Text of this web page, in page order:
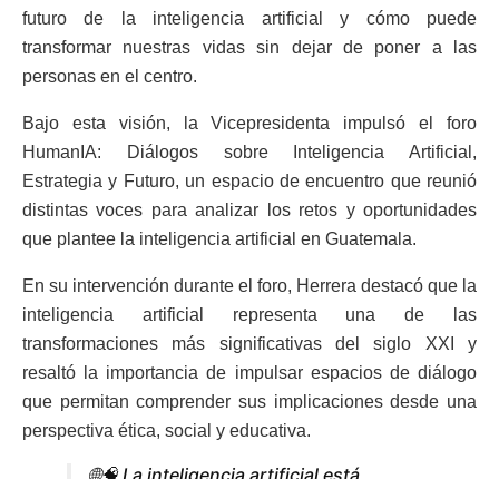
futuro de la inteligencia artificial y cómo puede
transformar nuestras vidas sin dejar de poner a las
personas en el centro.
Bajo esta visión, la Vicepresidenta impulsó el foro
HumanIA: Diálogos sobre Inteligencia Artificial,
Estrategia y Futuro, un espacio de encuentro que reunió
distintas voces para analizar los retos y oportunidades
que plantee la inteligencia artificial en Guatemala.
En su intervención durante el foro, Herrera destacó que la
inteligencia artificial representa una de las
transformaciones más significativas del siglo XXI y
resaltó la importancia de impulsar espacios de diálogo
que permitan comprender sus implicaciones desde una
perspectiva ética, social y educativa.
🌐🧠 La inteligencia artificial está